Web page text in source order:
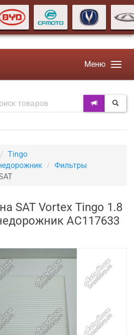
Меню
Tingo
Фильтры
SAT Vortex Tingo 1.8
AC117633